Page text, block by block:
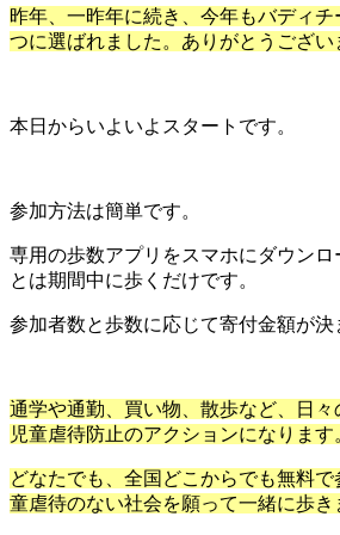
昨年、一昨年に続き、今年もバディ
つに選ばれました。ありがとうござい
本日からいよいよスタートです。
参加方法は簡単です。
専用の歩数アプリをスマホにダウン
とは期間中に歩くだけです。
参加者数と歩数に応じて寄付金額が決
通学や通勤、買い物、散歩など、日
児童虐待防止のアクションになります
どなたでも、全国どこからでも無料
童虐待のない社会を願って一緒に歩き